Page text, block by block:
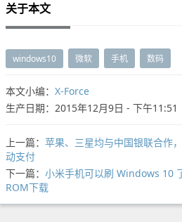
关于本文
windows10 微软 手机 数码
本文小编： X-Force
生产日期：2015年12月9日 - 下午11:51
上一篇： 苹果、三星均与中国银联合作
动支付
下一篇： 小米手机可以刷 Windows 10
ROM下载